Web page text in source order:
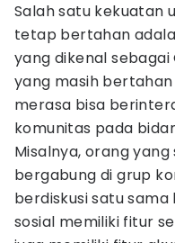
Salah satu kekuatan
tetap bertahan
yang dikenal
yang masih
merasa bisa
komunitas pada
Misalnya, orang
bergabung di grup
berdiskusi satu sama
sosial memiliki fitur